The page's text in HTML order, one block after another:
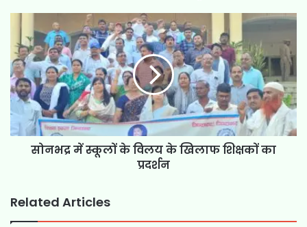
सोनभद्र में स्कूलों के विलय के खिलाफ शिक्षकों का
प्रदर्शन
Related Articles